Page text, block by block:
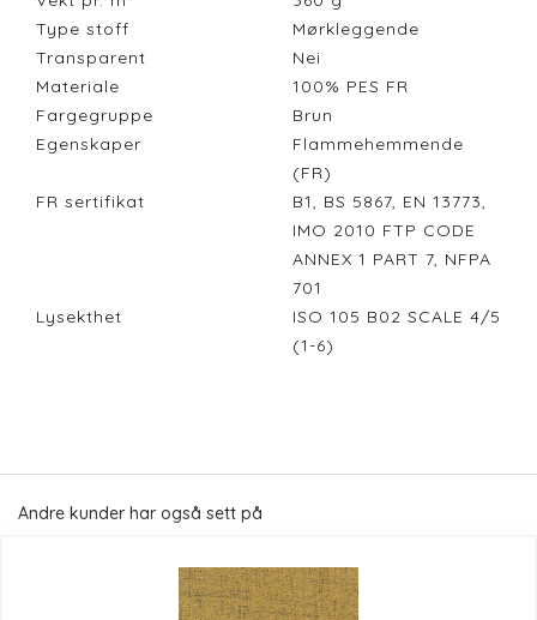
Type stoff
Mørkleggende
Transparent
Nei
Materiale
100% PES FR
Fargegruppe
Brun
Egenskaper
Flammehemmende
(FR)
FR sertifikat
B1, BS 5867, EN 13773,
IMO 2010 FTP CODE
ANNEX 1 PART 7, NFPA
701
Lysekthet
ISO 105 B02 SCALE 4/5
(1-6)
Andre kunder har også sett på